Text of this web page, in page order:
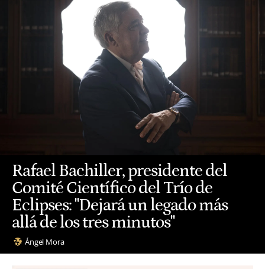
Rafael Bachiller, presidente del
Comité Científico del Trío de
Eclipses: "Dejará un legado más
allá de los tres minutos"
Ángel Mora